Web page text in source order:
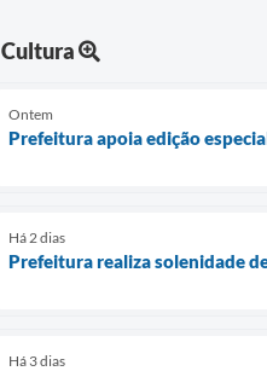
Cultura
Ontem
Prefeitura apoia edição
Há 2 dias
Prefeitura realiza solenidade
Há 3 dias